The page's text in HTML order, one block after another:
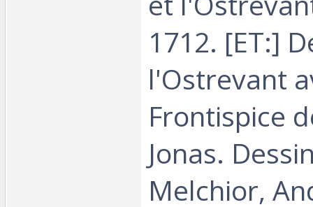
1712. [ET:]
l'Ostrevant
Frontispice
Jonas.
Melchior,